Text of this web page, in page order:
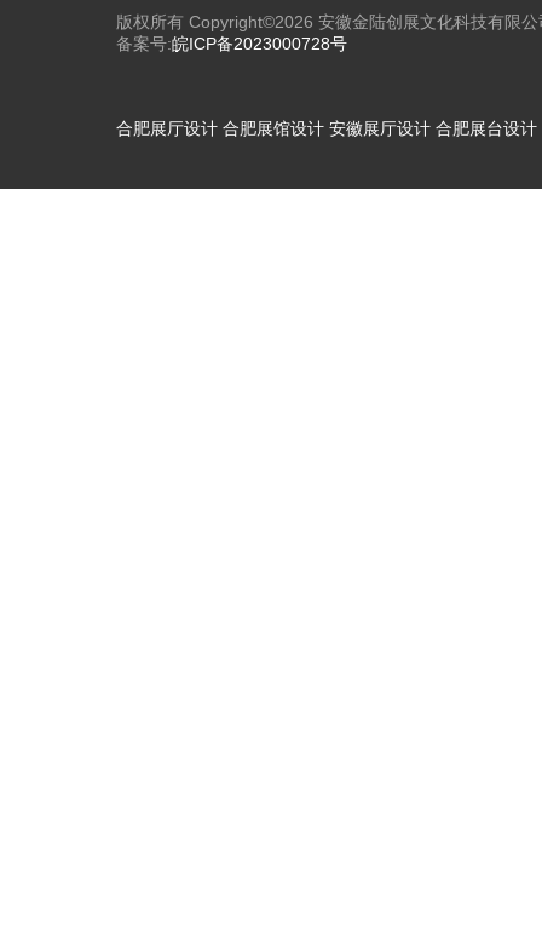
版权所有 Copyright©2026 安徽金陆创展文化科技有限公
备案号:皖ICP备2023000728号
合肥展厅设计 合肥展馆设计 安徽展厅设计 合肥展台设计